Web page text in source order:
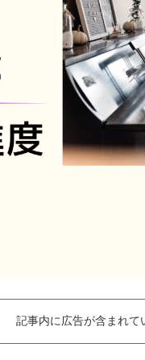
記事内に広告が含まれて